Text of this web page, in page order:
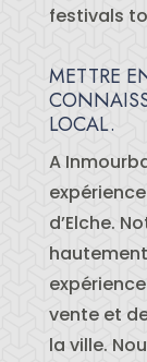
festivals
METTRE
LOCAL.
A
d’Elche.
vente et
la ville.